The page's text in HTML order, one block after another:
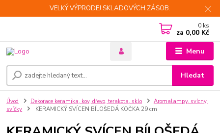
VELKÝ VÝPRODEJ SKLADOVÝCH ZÁSOB.
Menu
Hledat
0 ks
za 0,00 Kč
Úvod Dekorace keramika, kov, dřevo, terakota, sklo
Aromalampy, svícny,
svíčky
KERAMICKÝ SVÍCEN BÍLOŠEDÁ KOČKA 29 cm